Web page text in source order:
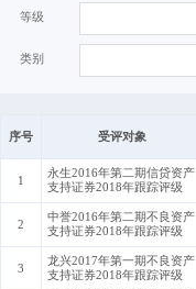
等级
类别
序号 受评对象
1
永生2016年第二期信贷资产
支持证券2018年跟踪评级
2
中誉2016年第二期不良资产
支持证券2018年跟踪评级
3
龙兴2017年第一期不良资产
支持证券2018年跟踪评级